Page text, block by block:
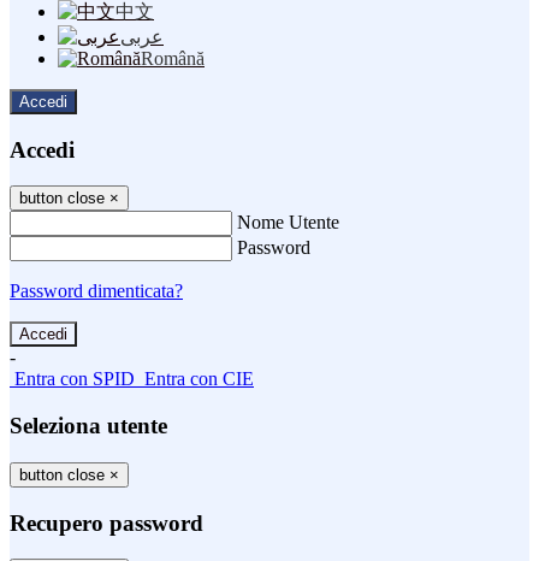
中文
عربى
Română
Accedi
Accedi
button close ×
Nome Utente
Password
Password dimenticata?
-
Entra con SPID Entra con CIE
Seleziona utente
button close ×
Recupero password